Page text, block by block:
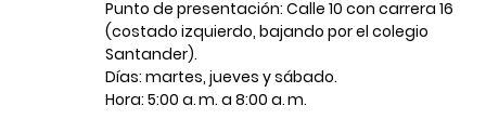
Punto de presentación: Calle 10 con carrera 16
(costado izquierdo, bajando por el colegio
Santander).
Días: martes, jueves y sábado.
Hora: 5:00 a. m. a 8:00 a. m.